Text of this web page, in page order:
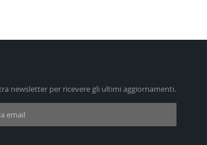
newsletter per ricevere gli ultimi aggiornamenti.
Newsletter: